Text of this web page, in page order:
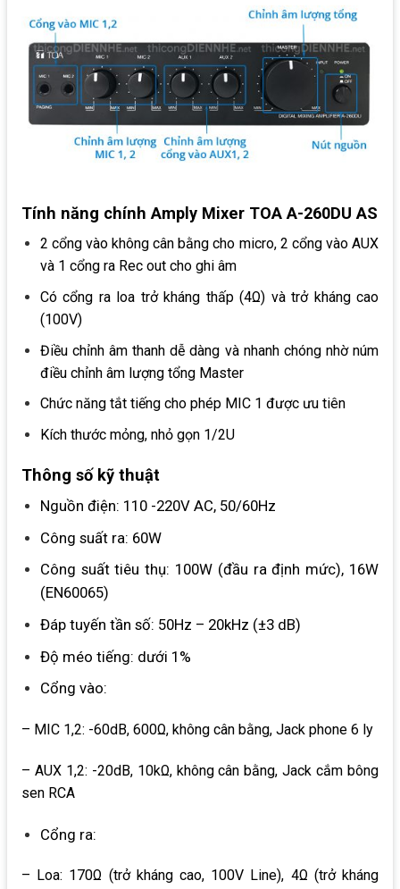
Tính năng chính Amply Mixer TOA A-260DU AS
2 cổng vào không cân bằng cho micro, 2 cổng vào AUX
và 1 cổng ra Rec out cho ghi âm
Có cổng ra loa trở kháng thấp (4Ω) và trở kháng cao
(100V)
Điều chỉnh âm thanh dễ dàng và nhanh chóng nhờ núm
điều chỉnh âm lượng tổng Master
Chức năng tắt tiếng cho phép MIC 1 được ưu tiên
Kích thước mỏng, nhỏ gọn 1/2U
Thông số kỹ thuật
Nguồn điện: 110 -220V AC, 50/60Hz
Công suất ra: 60W
Công suất tiêu thụ: 100W (đầu ra định mức), 16W
(EN60065)
Đáp tuyến tần số: 50Hz – 20kHz (±3 dB)
Độ méo tiếng: dưới 1%
Cổng vào:
– MIC 1,2: -60dB, 600Ω, không cân bằng, Jack phone 6 ly
– AUX 1,2: -20dB, 10kΩ, không cân bằng, Jack cắm bông
sen RCA
Cổng ra:
– Loa: 170Ω (trở kháng cao, 100V Line), 4Ω (trở kháng